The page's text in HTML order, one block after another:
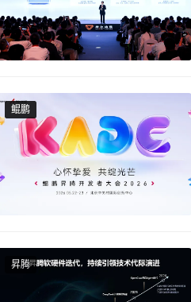
鲲鹏
鲲鹏
昇腾